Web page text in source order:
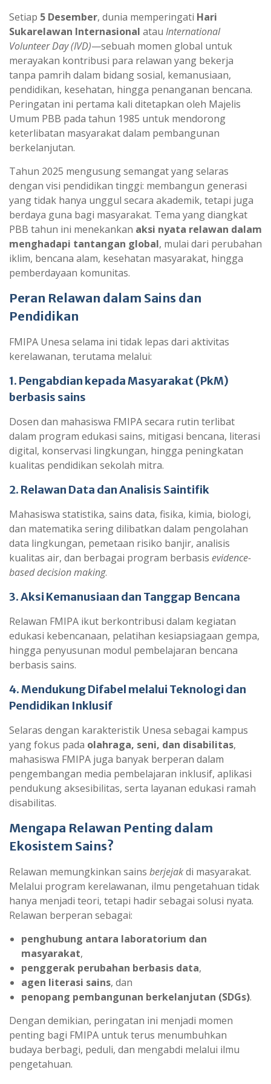
t
s
A
p
p
e
g
r
a
m
Setiap 5 Desember, dunia memperingati Hari
Sukarelawan Internasional atau International
Volunteer Day (IVD)—sebuah momen global untuk
merayakan kontribusi para relawan yang bekerja
tanpa pamrih dalam bidang sosial, kemanusiaan,
pendidikan, kesehatan, hingga penanganan bencana.
Peringatan ini pertama kali ditetapkan oleh Majelis
Umum PBB pada tahun 1985 untuk mendorong
keterlibatan masyarakat dalam pembangunan
berkelanjutan.
Tahun 2025 mengusung semangat yang selaras
dengan visi pendidikan tinggi: membangun generasi
yang tidak hanya unggul secara akademik, tetapi juga
berdaya guna bagi masyarakat. Tema yang diangkat
PBB tahun ini menekankan aksi nyata relawan dalam
menghadapi tantangan global, mulai dari perubahan
iklim, bencana alam, kesehatan masyarakat, hingga
pemberdayaan komunitas.
Peran Relawan dalam Sains dan
Pendidikan
FMIPA Unesa selama ini tidak lepas dari aktivitas
kerelawanan, terutama melalui:
1. Pengabdian kepada Masyarakat (PkM)
berbasis sains
Dosen dan mahasiswa FMIPA secara rutin terlibat
dalam program edukasi sains, mitigasi bencana, literasi
digital, konservasi lingkungan, hingga peningkatan
kualitas pendidikan sekolah mitra.
2. Relawan Data dan Analisis Saintifik
Mahasiswa statistika, sains data, fisika, kimia, biologi,
dan matematika sering dilibatkan dalam pengolahan
data lingkungan, pemetaan risiko banjir, analisis
kualitas air, dan berbagai program berbasis evidence-
based decision making.
3. Aksi Kemanusiaan dan Tanggap Bencana
Relawan FMIPA ikut berkontribusi dalam kegiatan
edukasi kebencanaan, pelatihan kesiapsiagaan gempa,
hingga penyusunan modul pembelajaran bencana
berbasis sains.
4. Mendukung Difabel melalui Teknologi dan
Pendidikan Inklusif
Selaras dengan karakteristik Unesa sebagai kampus
yang fokus pada olahraga, seni, dan disabilitas,
mahasiswa FMIPA juga banyak berperan dalam
pengembangan media pembelajaran inklusif, aplikasi
pendukung aksesibilitas, serta layanan edukasi ramah
disabilitas.
Mengapa Relawan Penting dalam
Ekosistem Sains?
Relawan memungkinkan sains berjejakdi masyarakat.
Melalui program kerelawanan, ilmu pengetahuan tidak
hanya menjadi teori, tetapi hadir sebagai solusi nyata.
Relawan berperan sebagai:
penghubung antara laboratorium dan
masyarakat,
penggerak perubahan berbasis data,
agen literasi sains, dan
penopang pembangunan berkelanjutan (SDGs).
Dengan demikian, peringatan ini menjadi momen
penting bagi FMIPA untuk terus menumbuhkan
budaya berbagi, peduli, dan mengabdi melalui ilmu
pengetahuan.